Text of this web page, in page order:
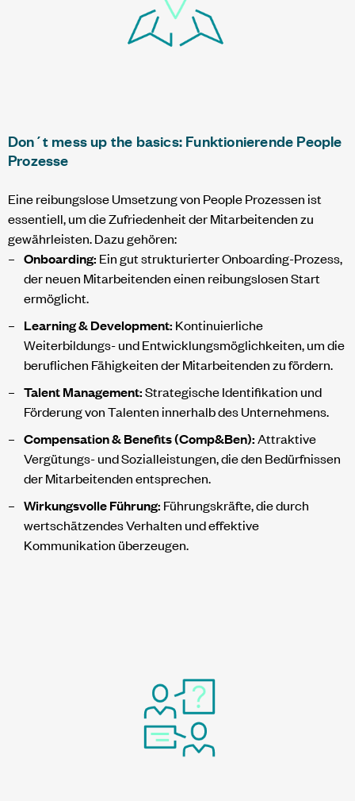
Don´t mess up the basics: Funktionierende People
Prozesse
Eine reibungslose Umsetzung von People Prozessen ist
essentiell, um die Zufriedenheit der Mitarbeitenden zu
gewährleisten. Dazu gehören:
Onboarding: Ein gut strukturierter Onboarding-Prozess,
der neuen Mitarbeitenden einen reibungslosen Start
ermöglicht.
Learning & Development: Kontinuierliche
Weiterbildungs- und Entwicklungsmöglichkeiten, um die
beruflichen Fähigkeiten der Mitarbeitenden zu fördern.
Talent Management:Strategische Identifikation und
Förderung von Talenten innerhalb des Unternehmens.
Compensation & Benefits (Comp&Ben):Attraktive
Vergütungs- und Sozialleistungen, die den Bedürfnissen
der Mitarbeitenden entsprechen.
Wirkungsvolle Führung: Führungskräfte, die durch
wertschätzendes Verhalten und effektive
Kommunikation überzeugen.